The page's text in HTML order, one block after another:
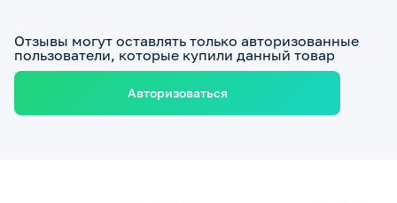
Отзывы могут оставлять только авторизованные
пользователи, которые купили данный товар
Авторизоваться